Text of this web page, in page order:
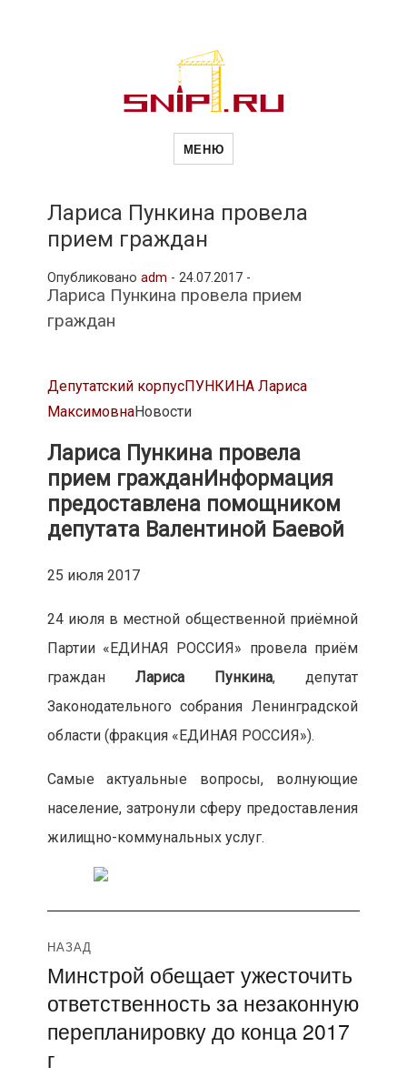
Новости
и
рубрики
МЕНЮ
Лариса Пункина провела
прием граждан
Опубликовано adm - 24.07.2017 -
Лариса Пункина провела прием
граждан
Депутатский корпусПУНКИНА Лариса
МаксимовнаНовости
Лариса Пункина провела
прием гражданИнформация
предоставлена помощником
депутата Валентиной Баевой
25 июля 2017
24 июля в местной общественной приёмной
Партии «ЕДИНАЯ РОССИЯ» провела приём
граждан Лариса Пункина, депутат
Законодательного собрания Ленинградской
области (фракция «ЕДИНАЯ РОССИЯ»).
Самые актуальные вопросы, волнующие
население, затронули сферу предоставления
жилищно-коммунальных услуг.
Навигация
по
записям
НАЗАД
Предыдущая
запись:
Минстрой обещает ужесточить
ответственность за незаконную
перепланировку до конца 2017
г